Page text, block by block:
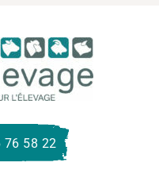
76 58 22